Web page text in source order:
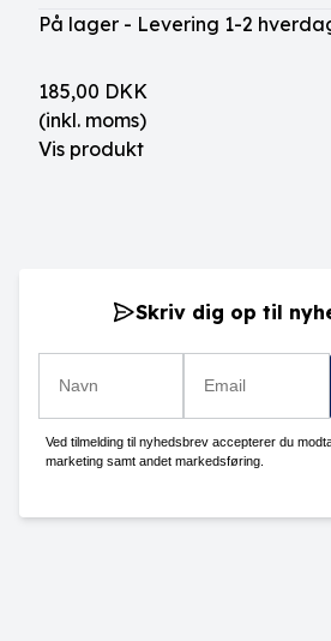
På lager - Levering 1-2
185,00 DKK
(inkl. moms)
Vis produkt
Skriv dig op til
Ved tilmelding til nyhedsbrev accepterer du
marketing samt andet markedsføring.